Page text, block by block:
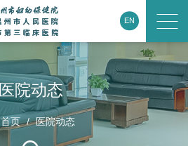
EN
医院动态
首页 / 医院动态